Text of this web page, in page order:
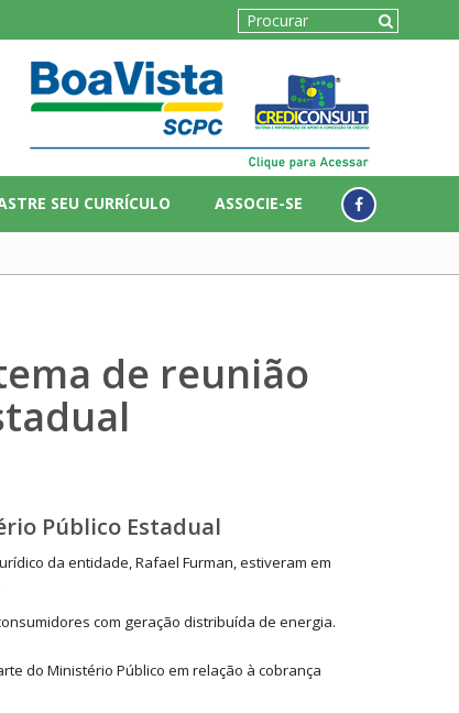
SEU CURRÍCULO ASSOCIE-SE
de reunião
Público Estadual
da entidade, Rafael Furman, estiveram em
com geração distribuída de energia.
do Ministério Público em relação à cobrança